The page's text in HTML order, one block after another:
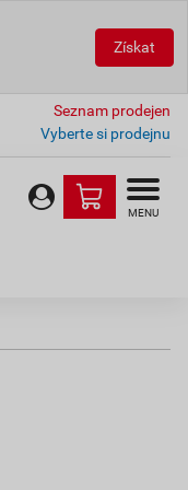
Získat
Seznam prodejen
Vyberte si prodejnu
MENU